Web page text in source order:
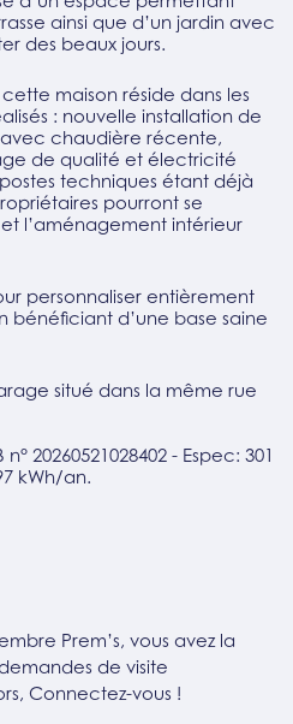
ainsi que d’un jardin avec
des beaux jours.
maison réside dans les
: nouvelle installation de
chaudière récente,
de qualité et électricité
techniques étant déjà
pourront se
l’aménagement intérieur
personnaliser entièrement
bénéficiant d’une base saine
situé dans la même rue
20260521028402 - Espec: 301
kWh/an.
Prem’s, vous avez la
de visite
Connectez-vous !